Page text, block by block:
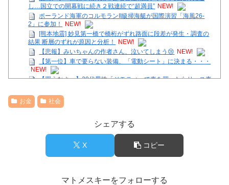
し…国立での開幕戦に続き２戦連続で“超満員” NEW!
ポーランド海軍のコルモランII級掃海艇が国際演習「海風26-
2」に参加！
NEW!
[熊本地震] 妙見第一橋で橋桁がずれ路面に段差が発生・調査の
結果 断層のずれが原因と分析！
NEW!
【悲報】みいちゃんの作者さん、泣いてしまう😢 NEW!
【第一位】車で要らない装備、「電動シート」に決まる・・・
NEW!
【買うなよｗ】20代男性「ジモティーで車を買ったらリース車
近藤あさみ 大人になると衣装も下着になり露出度も高くなるの
でいいですよね～！
【画像】女子アナさん、がっつり見えてるｗｗｗ
36歳の彼女と結婚したいのに、家族が猛反対。家族から信じら
れない言葉が飛び出した… 他
Powered by livedoor 相互RSS
お金 社会
シェアする
X コピー
マトメスキーをフォローする